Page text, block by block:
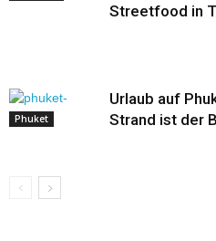
Streetfood in
Phuket
Urlaub auf
Strand ist der